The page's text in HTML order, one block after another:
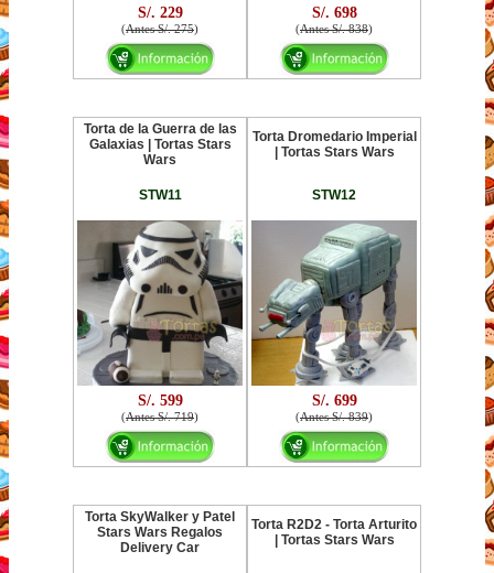
S/. 229
(Antes S/. 275)
S/. 698
(Antes S/. 838)
Torta de la Guerra de las
Galaxias | Tortas Stars
Wars
STW11
S/. 599
(Antes S/. 719)
Torta Dromedario Imperial
| Tortas Stars Wars
STW12
S/. 699
(Antes S/. 839)
Torta SkyWalker y Patel
Stars Wars Regalos
Delivery Car
Torta R2D2 - Torta Arturito
| Tortas Stars Wars